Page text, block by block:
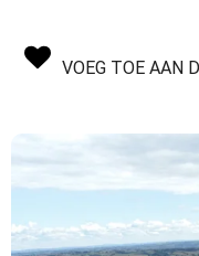
VOEG TOE AAN